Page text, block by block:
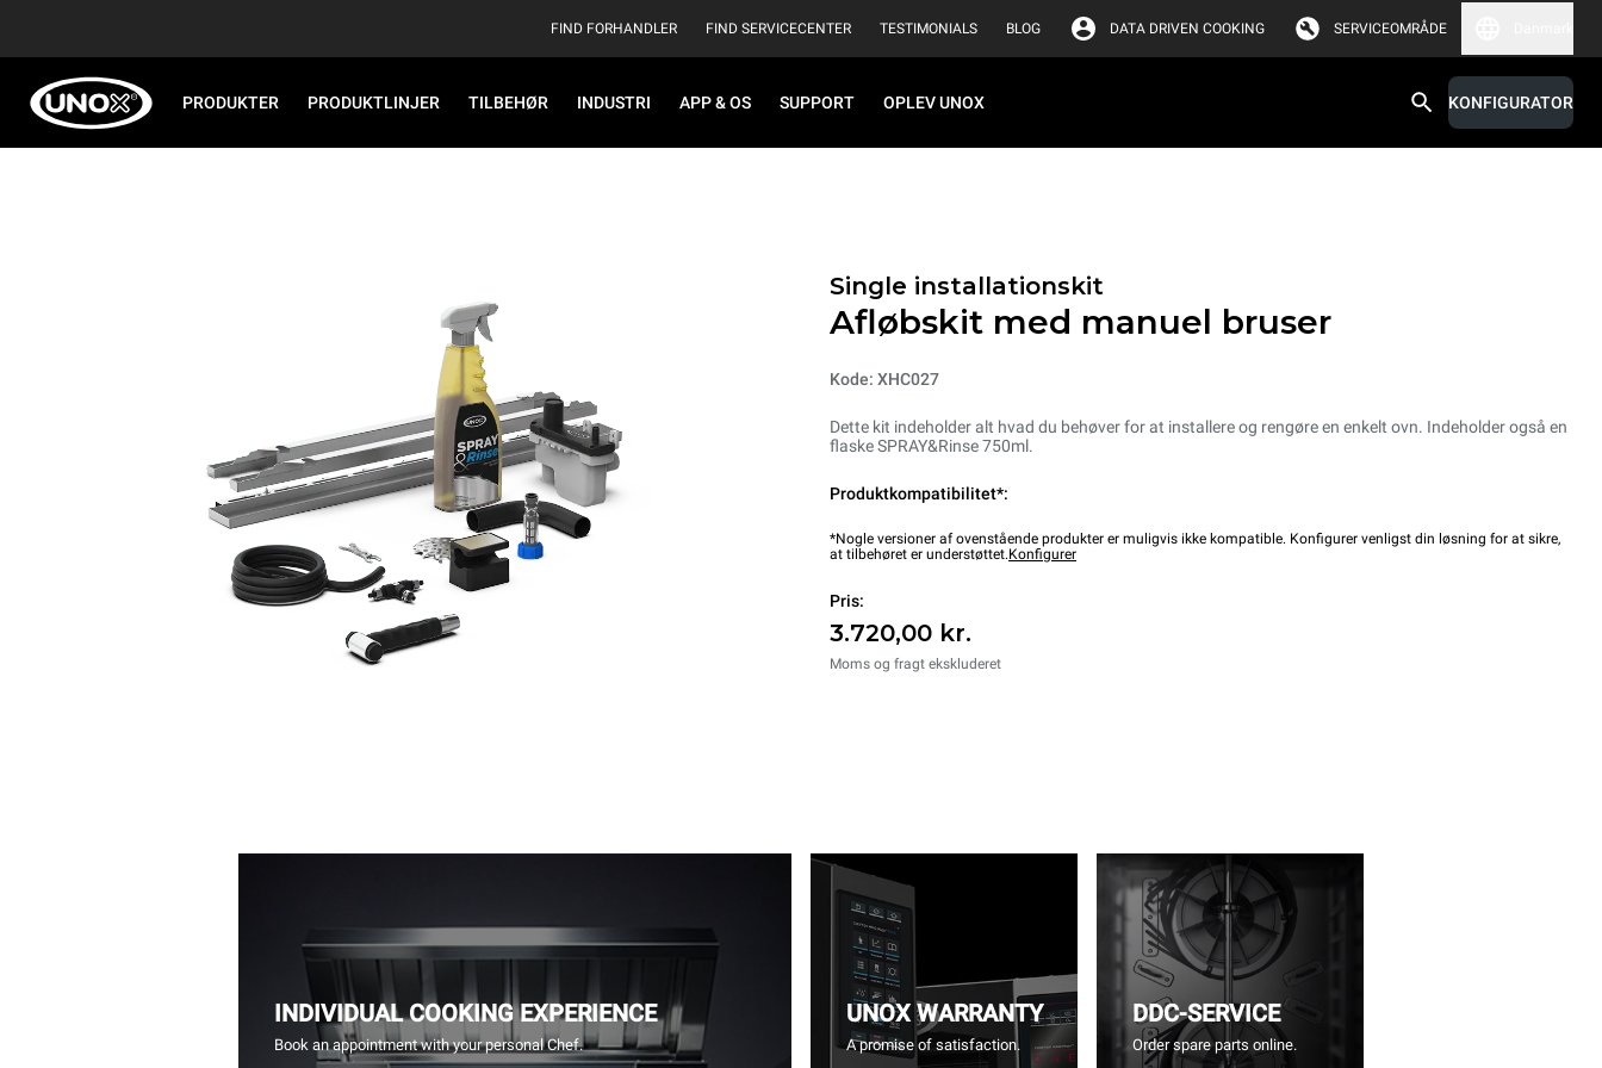
FIND FORHANDLER FIND SERVICECENTER TESTIMONIALS BLOG DATA DRIVEN COOKING SERVICEOMRÅDE
PRODUKTER PRODUKTLINJER TILBEHØR INDUSTRI APP & OS SUPPORT OPLEV UNOX KONFIGURATOR
Single installationskit
Afløbskit med manuel bruser
Kode: XHC027
Dette kit indeholder alt hvad du behøver for at installere og rengøre en enkelt ovn. Indeholder også en
flaske SPRAY&Rinse 750ml.
Produktkompatibilitet*:
*Nogle versioner af ovenstående produkter er muligvis ikke kompatible. Konfigurer venligst din løsning for at sikre,
at tilbehøret er understøttet.Konfigurer
Pris:
3.720,00 kr.
Moms og fragt ekskluderet
INDIVIDUAL COOKING EXPERIENCE
Book an appointment with your personal Chef.
UNOX WARRANTY
A promise of satisfaction.
DDC-SERVICE
Order spare parts online.